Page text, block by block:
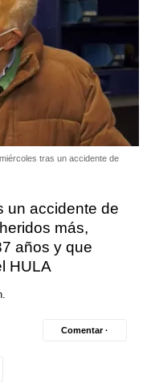
tras un accidente de
un accidente de
más,
años y que
HULA
Comentar ·